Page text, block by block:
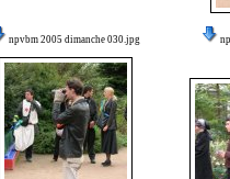
npvbm 2005 dimanche 030.jpg